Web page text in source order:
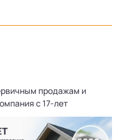
продажам и
с 17-лет